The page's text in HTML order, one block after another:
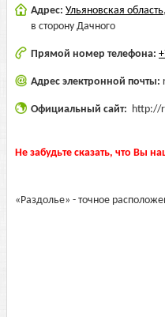
Адрес: Ульяновская область,
в сторону Дачного
Прямой номер телефона:
Адрес электронной почты:
Официальный сайт: http://
Не забудьте сказать, что Вы
«Раздолье» - точное